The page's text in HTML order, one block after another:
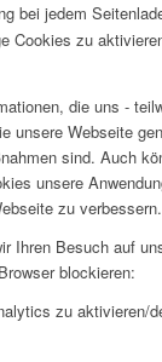
bei jedem
Cookies zu
die uns -
unsere Webseite
sind. Auch
unsere
zu verbessern.
Ihren Besuch auf
blockieren:
zu aktivieren/